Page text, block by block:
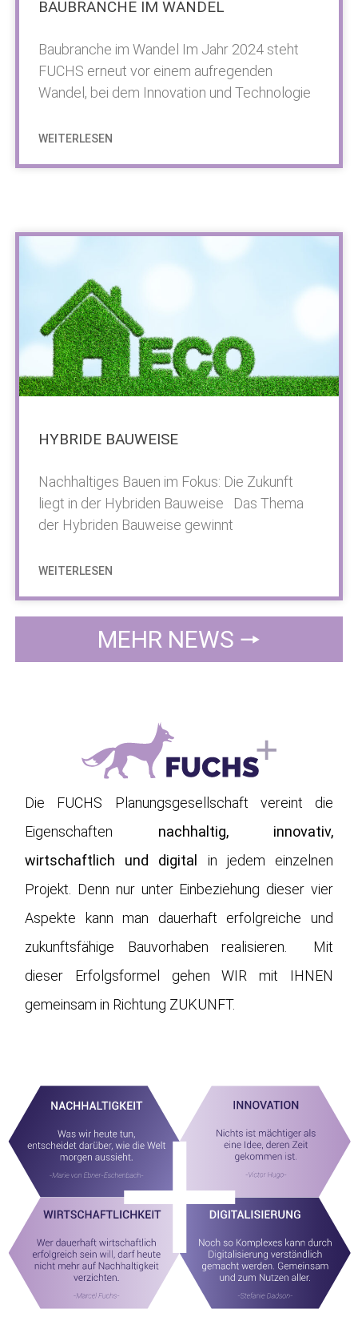
BAUBRANCHE IM WANDEL
Baubranche im Wandel Im Jahr 2024 steht
FUCHS erneut vor einem aufregenden
Wandel, bei dem Innovation und Technologie
WEITERLESEN
HYBRIDE BAUWEISE
Nachhaltiges Bauen im Fokus: Die Zukunft
liegt in der Hybriden Bauweise Das Thema
der Hybriden Bauweise gewinnt
WEITERLESEN
MEHR NEWS 🠖
Die FUCHS Planungsgesellschaft vereint die
Eigenschaften nachhaltig, innovativ,
wirtschaftlich und digital
in jedem einzelnen
Projekt. Denn nur unter Einbeziehung dieser vier
Aspekte kann man dauerhaft erfolgreiche und
zukunftsfähige Bauvorhaben realisieren. Mit
dieser Erfolgsformel gehen WIR mit IHNEN
gemeinsam in Richtung ZUKUNFT.